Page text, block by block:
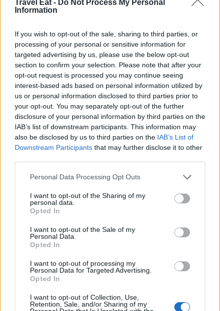
Travel Eat - Do Not Process My Personal
Information
If you wish to opt-out of the sale, sharing to third parties, or
processing of your personal or sensitive information for
targeted advertising by us, please use the below opt-out
section to confirm your selection. Please note that after your
opt-out request is processed you may continue seeing
interest-based ads based on personal information utilized by
us or personal information disclosed to third parties prior to
your opt-out. You may separately opt-out of the further
disclosure of your personal information by third parties on the
IAB’s list of downstream participants. This information may
also be disclosed by us to third parties on the IAB’s List of
Downstream Participants that may further disclose it to other
Personal Data Processing Opt Outs
I want to opt-out of the Sharing of my
personal data.
Opted In
I want to opt-out of the Sale of my
Personal Data.
Opted In
I want to opt-out of processing my
Personal Data for Targeted Advertising.
Opted In
I want to opt-out of Collection, Use,
Retention, Sale, and/or Sharing of my
zona. Le carni provengono da allevamenti locali, i dolci sono
rigorosamente fatti in casa. È una cucina che non cerca
orgoglio.
Maggiori infoqui
L’ultima tappa conduce nelMonferrato più intimo , a
Grazzano Badoglio , dominato dall’Abbazia e da una piazza
che conserva il ritmo dei paesi di una volta. QuiRistorante
Fassona, agnolotti del plin, bolliti e arrosti trovano spazio in
il tartufo completa una proposta già fortemente
territoriale, mentre la carta dei vini permette di portare a
casa, se non finita, una bottiglia scelta con cura.
Questo itinerario tra Asti e le sue colline dimostra come la
provincia sappia raccontarsi senza eccessi, attraverso una
cucina coerente con il paesaggio e con la propria storia. Un
viaggio in cui mangiare bene non è un fine, ma il mezzo più
autentico per capire un territorio.
Claudio Porchia